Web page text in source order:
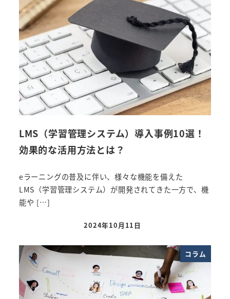
LMS（学習管理システム）導入事例10選！
効果的な活用方法とは？
eラーニングの普及に伴い、様々な機能を備えた
LMS（学習管理システム）が開発されてきた一方で、機
能や […]
投稿日
2024年10月11日
コラム